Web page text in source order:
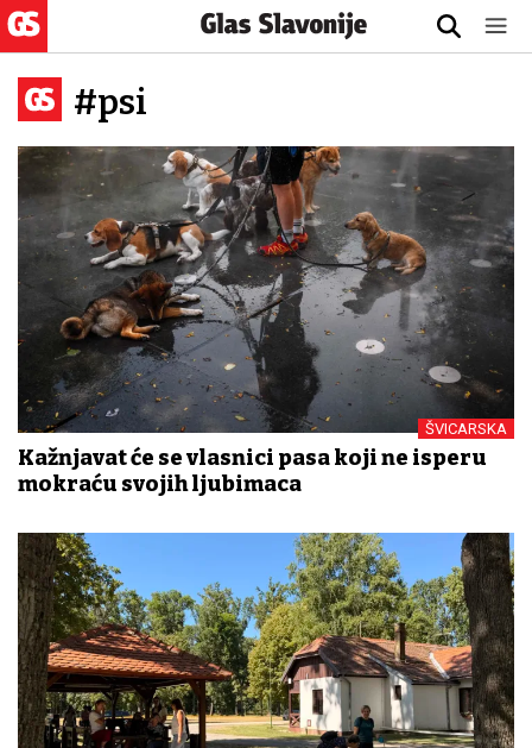
#psi
ŠVICARSKA
Kažnjavat će se vlasnici pasa koji ne isperu
mokraću svojih ljubimaca